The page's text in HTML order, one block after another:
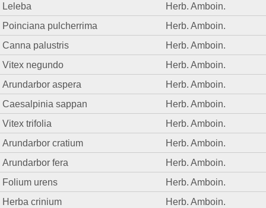
Leleba
Herb. Amboin.
Poinciana pulcherrima
Herb. Amboin.
Canna palustris
Herb. Amboin.
Vitex negundo
Herb. Amboin.
Arundarbor aspera
Herb. Amboin.
Caesalpinia sappan
Herb. Amboin.
Vitex trifolia
Herb. Amboin.
Arundarbor cratium
Herb. Amboin.
Arundarbor fera
Herb. Amboin.
Folium urens
Herb. Amboin.
Herba crinium
Herb. Amboin.